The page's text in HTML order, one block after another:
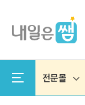
전문몰